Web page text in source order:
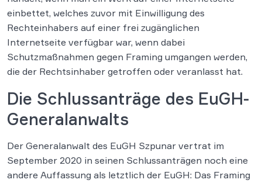
einbettet, welches zuvor mit Einwilligung des
Rechteinhabers auf einer frei zugänglichen
Internetseite verfügbar war, wenn dabei
Schutzmaßnahmen gegen Framing umgangen werden,
die der Rechtsinhaber getroffen oder veranlasst hat.
Die Schlussanträge des EuGH-
Generalanwalts
Der Generalanwalt des EuGH Szpunar vertrat im
September 2020 in seinen Schlussanträgen noch eine
andere Auffassung als letztlich der EuGH: Das Framing